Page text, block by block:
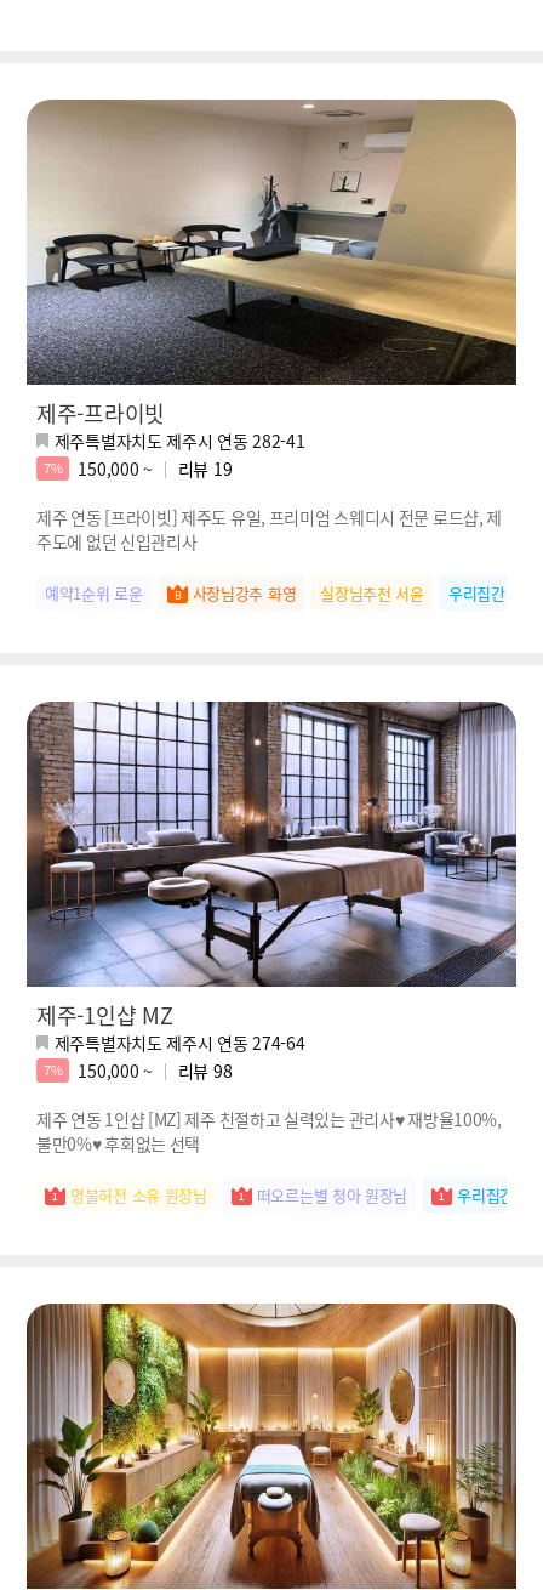
제주-프라이빗
제주특별자치도 제주시 연동 282-41
7% 150,000 ~ 리뷰 19
제주 연동 [프라이빗] 제주도 유일, 프리미엄 스웨디시 전문 로드샵, 제
주도에 없던 신입관리사
예약1순위 로운 사장님강추 화영 실장님추천 서윤 우리집간판 수
제주-1인샵 MZ
제주특별자치도 제주시 연동 274-64
7% 150,000 ~ 리뷰 98
제주 연동 1인샵 [MZ] 제주 친절하고 실력있는 관리사♥ 재방율100%,
불만0%♥ 후회없는 선택
명불허전 소유 원장님 떠오르는별 청아 원장님 우리집간판